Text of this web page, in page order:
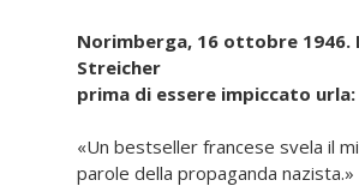
Norimberga, 16 ottobre 1946.
Streicher
prima di essere impiccato urla:
«Un bestseller francese svela il
parole della propaganda nazista.»